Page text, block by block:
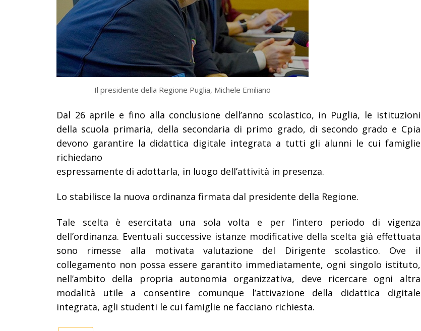
Il presidente della Regione Puglia, Michele Emiliano
Dal 26 aprile e fino alla conclusione dell’anno scolastico, in Puglia, le istituzioni
della scuola primaria, della secondaria di primo grado, di secondo grado e Cpia
devono garantire la didattica digitale integrata a tutti gli alunni le cui famiglie
richiedano
espressamente di adottarla, in luogo dell’attività in presenza.
Lo stabilisce la nuova ordinanza firmata dal presidente della Regione.
Tale scelta è esercitata una sola volta e per l’intero periodo di vigenza
dell’ordinanza. Eventuali successive istanze modificative della scelta già effettuata
sono rimesse alla motivata valutazione del Dirigente scolastico. Ove il
collegamento non possa essere garantito immediatamente, ogni singolo istituto,
nell’ambito della propria autonomia organizzativa, deve ricercare ogni altra
modalità utile a consentire comunque l’attivazione della didattica digitale
integrata, agli studenti le cui famiglie ne facciano richiesta.